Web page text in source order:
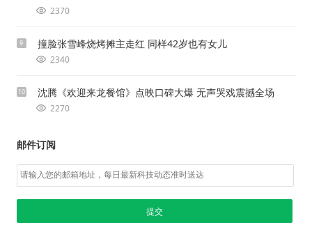
2370
9 撞脸张雪峰烧烤摊主走红 同样42岁也有女儿
2340
10 沈腾《欢迎来龙餐馆》点映口碑大爆 无声哭戏震撼全场
2270
邮件订阅